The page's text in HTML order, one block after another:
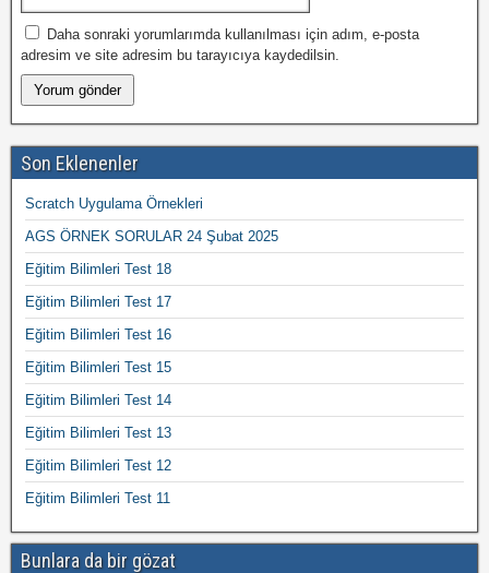
Daha sonraki yorumlarımda kullanılması için adım, e-posta
adresim ve site adresim bu tarayıcıya kaydedilsin.
Son Eklenenler
Scratch Uygulama Örnekleri
AGS ÖRNEK SORULAR 24 Şubat 2025
Eğitim Bilimleri Test 18
Eğitim Bilimleri Test 17
Eğitim Bilimleri Test 16
Eğitim Bilimleri Test 15
Eğitim Bilimleri Test 14
Eğitim Bilimleri Test 13
Eğitim Bilimleri Test 12
Eğitim Bilimleri Test 11
Bunlara da bir gözat